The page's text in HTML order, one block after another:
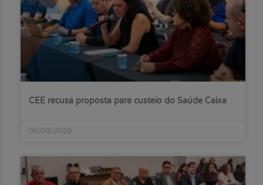
CEE recusa proposta para custeio do Saúde Caixa
06/08/2026